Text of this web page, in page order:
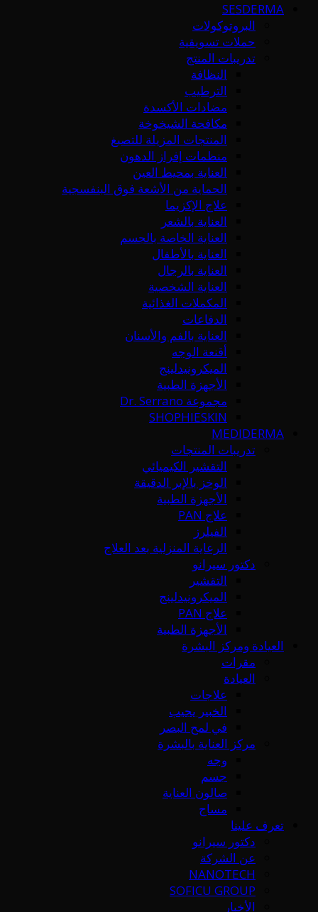
SESDERMA
البروتوكولات
حملات تسويقية
تدريبات المنتج
النظافة
الترطيب
مضادات الأكسدة
مكافحة الشيخوخة
المنتجات المزيلة للتصبغ
منظمات إفراز الدهون
العناية بمحيط العين
الحماية من الأشعة فوق البنفسجية
علاج الإكزيما
العناية بالشعر
العناية الخاصة بالجسم
العناية بالأطفال
العناية بالرجال
العناية الشخصية
المكملات الغذائية
الدفاعات
العناية بالفم والأسنان
أقنعة الوجه
الميكرونيدلينج
الأجهزة الطبية
مجموعة Dr. Serrano
SHOPHIESKIN
MEDIDERMA
تدريبات المنتجات
التقشير الكيميائي
الوخز بالإبر الدقيقة
الأجهزة الطبية
علاج PAN
الفيلرز
الرعاية المنزلية بعد العلاج
دكتور سيرانو
التقشير
الميكرونيدلينج
علاج PAN
الأجهزة الطبية
العيادة ومركز البشرة
مقرات
العيادة
علاجات
الخبير يجيب
في لمح البصر
مركز العناية بالبشرة
وجه
جسم
صالون العناية
مساج
تعرف علينا
دكتور سيرانو
عن الشركة
NANOTECH
SOFICU GROUP
الأخبار